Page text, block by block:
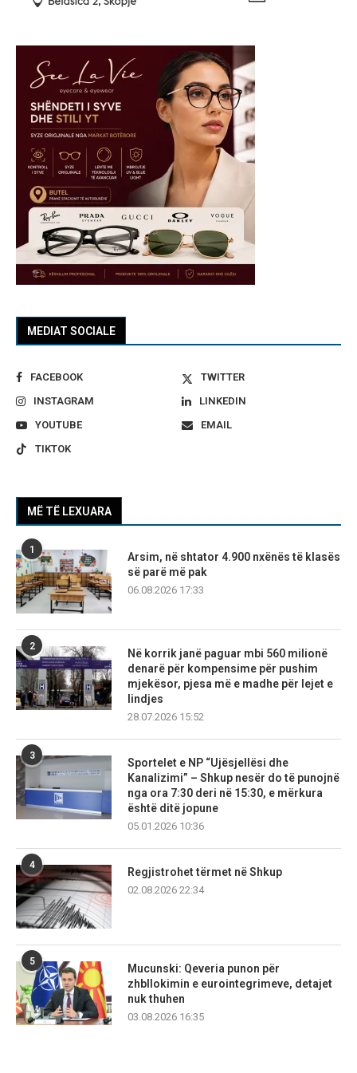
MEDIAT SOCIALE
FACEBOOK
TWITTER
INSTAGRAM
LINKEDIN
YOUTUBE
EMAIL
TIKTOK
MË TË LEXUARA
1
Arsim, në shtator 4.900 nxënës të klasës
së parë më pak
06.08.2026 17:33
2
Në korrik janë paguar mbi 560 milionë
denarë për kompensime për pushim
mjekësor, pjesa më e madhe për lejet e
lindjes
28.07.2026 15:52
3
Sportelet e NP “Ujësjellësi dhe
Kanalizimi” – Shkup nesër do të punojnë
nga ora 7:30 deri në 15:30, e mërkura
është ditë jopune
05.01.2026 10:36
4
Regjistrohet tërmet në Shkup
02.08.2026 22:34
5
Mucunski: Qeveria punon për
zhbllokimin e eurointegrimeve, detajet
nuk thuhen
03.08.2026 16:35